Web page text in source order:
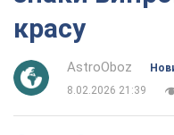
красу
AstroOboz
8.02.2026 21:39